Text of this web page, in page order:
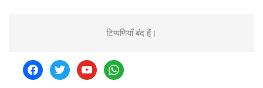
टिप्पणियाँ बंद हैं।
facebooktwitteryoutubewhatsapp